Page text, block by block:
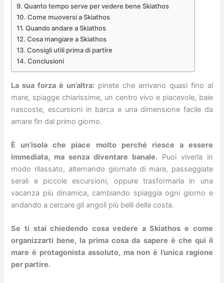
Quanto tempo serve per vedere bene Skiathos
Come muoversi a Skiathos
Quando andare a Skiathos
Cosa mangiare a Skiathos
Consigli utili prima di partire
Conclusioni
La sua forza è un’altra: pinete che arrivano quasi fino al
mare, spiagge chiarissime, un centro vivo e piacevole, baie
nascoste, escursioni in barca e una dimensione facile da
amare fin dal primo giorno.
È un’isola che piace molto perché riesce a essere
immediata, ma senza diventare banale.Puoi viverla in
modo rilassato, alternando giornate di mare, passeggiate
serali e piccole escursioni, oppure trasformarla in una
vacanza più dinamica, cambiando spiaggia ogni giorno e
andando a cercare gli angoli più belli della costa.
Se ti stai chiedendo cosa vedere a Skiathos e come
organizzarti bene, la prima cosa da sapere è che qui il
mare è protagonista assoluto, ma non è l’unica ragione
per partire.